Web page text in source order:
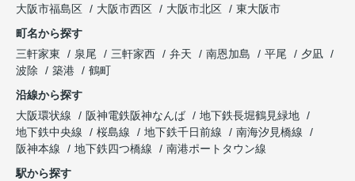
大阪市福島区
大阪市西区 大阪市北区
東大阪市
町名から探す
三軒家東
泉尾 三軒家西 弁天 南恩加島 平尾
夕凪
波除
築港
鶴町
沿線から探す
大阪環状線
阪神電鉄阪神なんば
地下鉄長堀鶴見緑地
地下鉄中央線
桜島線 地下鉄千日前線
南海汐見橋線
阪神本線
地下鉄四つ橋線
南港ポートタウン線
駅から探す